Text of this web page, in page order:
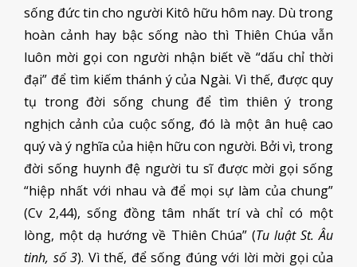
sống đức tin cho người Kitô hữu hôm nay. Dù trong
hoàn cảnh hay bậc sống nào thì Thiên Chúa vẫn
luôn mời gọi con người nhận biết về “dấu chỉ thời
đại” để tìm kiếm thánh ý của Ngài. Vì thế, được quy
tụ trong đời sống chung để tìm thiên ý trong
nghịch cảnh của cuộc sống, đó là một ân huệ cao
quý và ý nghĩa của hiện hữu con người. Bởi vì, trong
đời sống huynh đệ người tu sĩ được mời gọi sống
“hiệp nhất với nhau và để mọi sự làm của chung”
(Cv 2,44), sống đồng tâm nhất trí và chỉ có một
lòng, một dạ hướng về Thiên Chúa” (Tu luật St. Âu
tinh, số 3). Vì thế, để sống đúng với lời mời gọi của